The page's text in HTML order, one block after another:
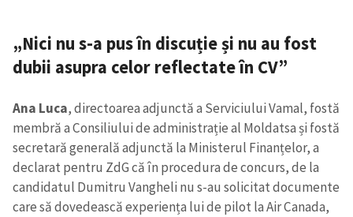
„Nici nu s-a pus în discuție și nu au fost
dubii asupra celor reflectate în CV”
Ana Luca, directoarea adjunctă a Serviciului Vamal, fostă
membră a Consiliului de administrație al Moldatsa și fostă
secretară generală adjunctă la Ministerul Finanțelor, a
declarat pentru ZdG că în procedura de concurs, de la
candidatul Dumitru Vangheli nu s-au solicitat documente
care să dovedească experiența lui de pilot la Air Canada,